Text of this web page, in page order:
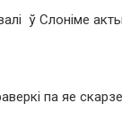
ў Слоніме
па яе